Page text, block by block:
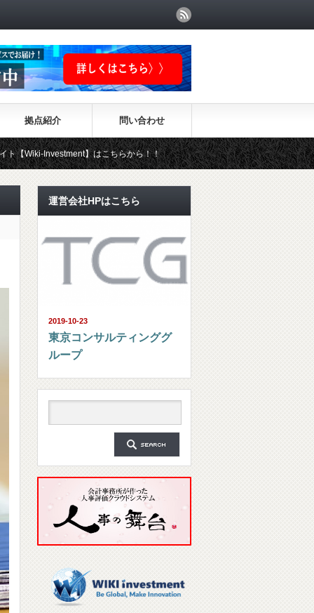
拠点紹介 問い合わせ
】はこちらから！！
運営会社HPはこちら
2019-10-23
東京コンサルティンググ
ループ